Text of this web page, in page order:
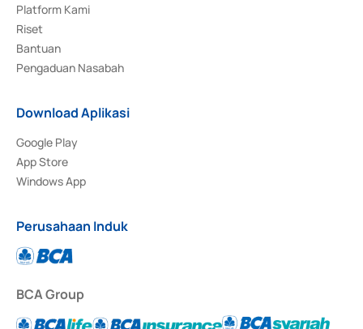
Platform Kami
Riset
Bantuan
Pengaduan Nasabah
Download Aplikasi
Google Play
App Store
Windows App
Perusahaan Induk
BCA Group